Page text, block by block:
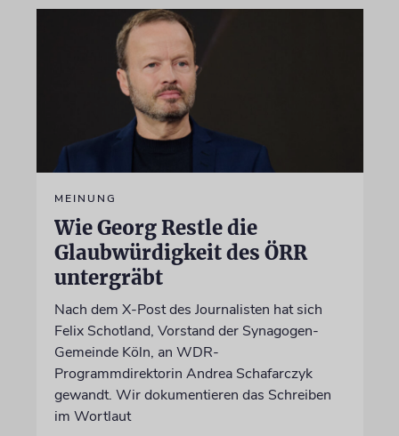
MEINUNG
Wie Georg Restle die
Glaubwürdigkeit des ÖRR
untergräbt
Nach dem X-Post des Journalisten hat sich
Felix Schotland, Vorstand der Synagogen-
Gemeinde Köln, an WDR-
Programmdirektorin Andrea Schafarczyk
gewandt. Wir dokumentieren das Schreiben
im Wortlaut